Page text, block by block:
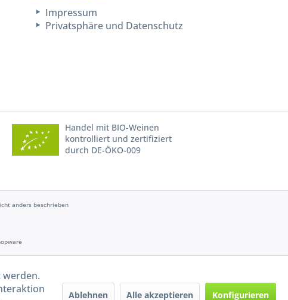
Impressum
Privatsphäre und Datenschutz
Handel mit BIO-Weinen
kontrolliert und zertifiziert
durch DE-ÖKO-009
anders beschrieben
werden.
Ablehnen Alle akzeptieren Konfigurieren